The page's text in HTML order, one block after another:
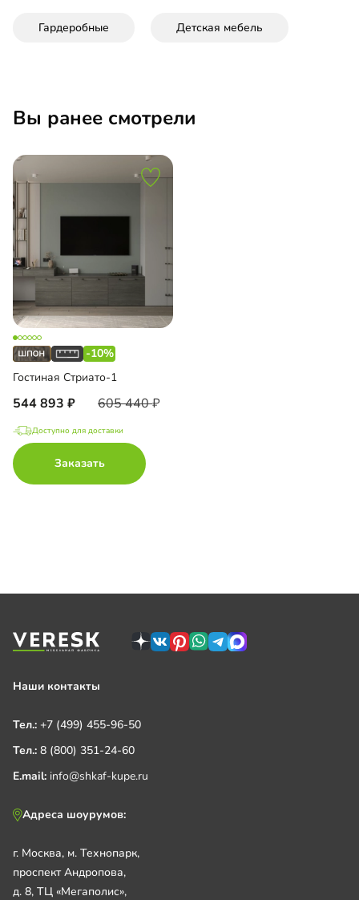
Гардеробные Детская мебель
Вы ранее смотрели
-10%
Гостиная Стриато-1
544 893 605 440
Доступно для доставки
Заказать
Наши контакты
Тел.: +7 (499) 455-96-50
Тел.: 8 (800) 351-24-60
E.mail: info@shkaf-kupe.ru
Адреса шоурумов:
г. Москва, м. Технопарк,
проспект Андропова,
д. 8, ТЦ «Мегаполис»,